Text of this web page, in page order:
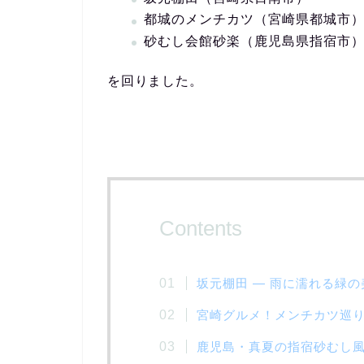
都城のメンチカツ（宮崎県都城市）
砂むし会館砂楽（鹿児島県指宿市）
を回りました。
Contents
坂元棚田 ― 雨に濡れる緑の
宮崎グルメ！メンチカツ巡り
鹿児島・真夏の指宿砂むし